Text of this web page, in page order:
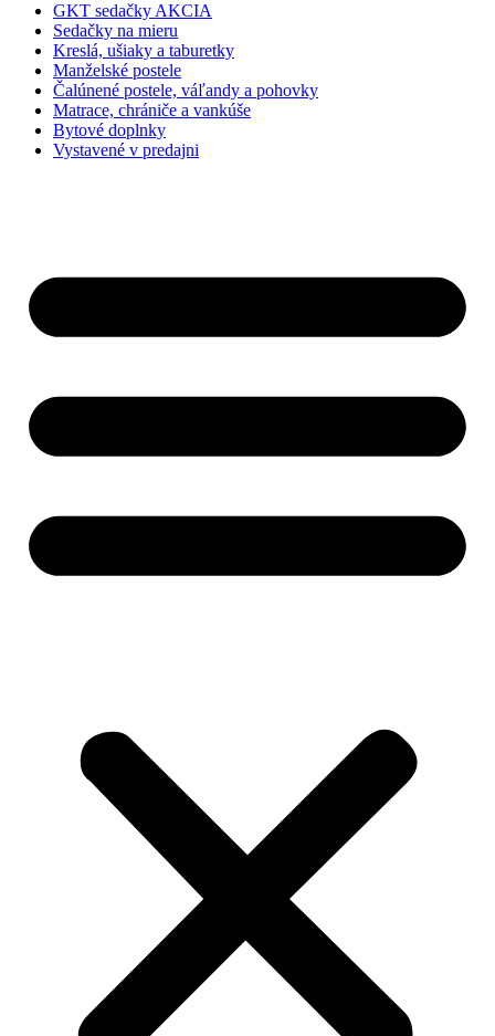
GKT sedačky AKCIA
Sedačky na mieru
Kreslá, ušiaky a taburetky
Manželské postele
Čalúnené postele, váľandy a pohovky
Matrace, chrániče a vankúše
Bytové doplnky
Vystavené v predajni